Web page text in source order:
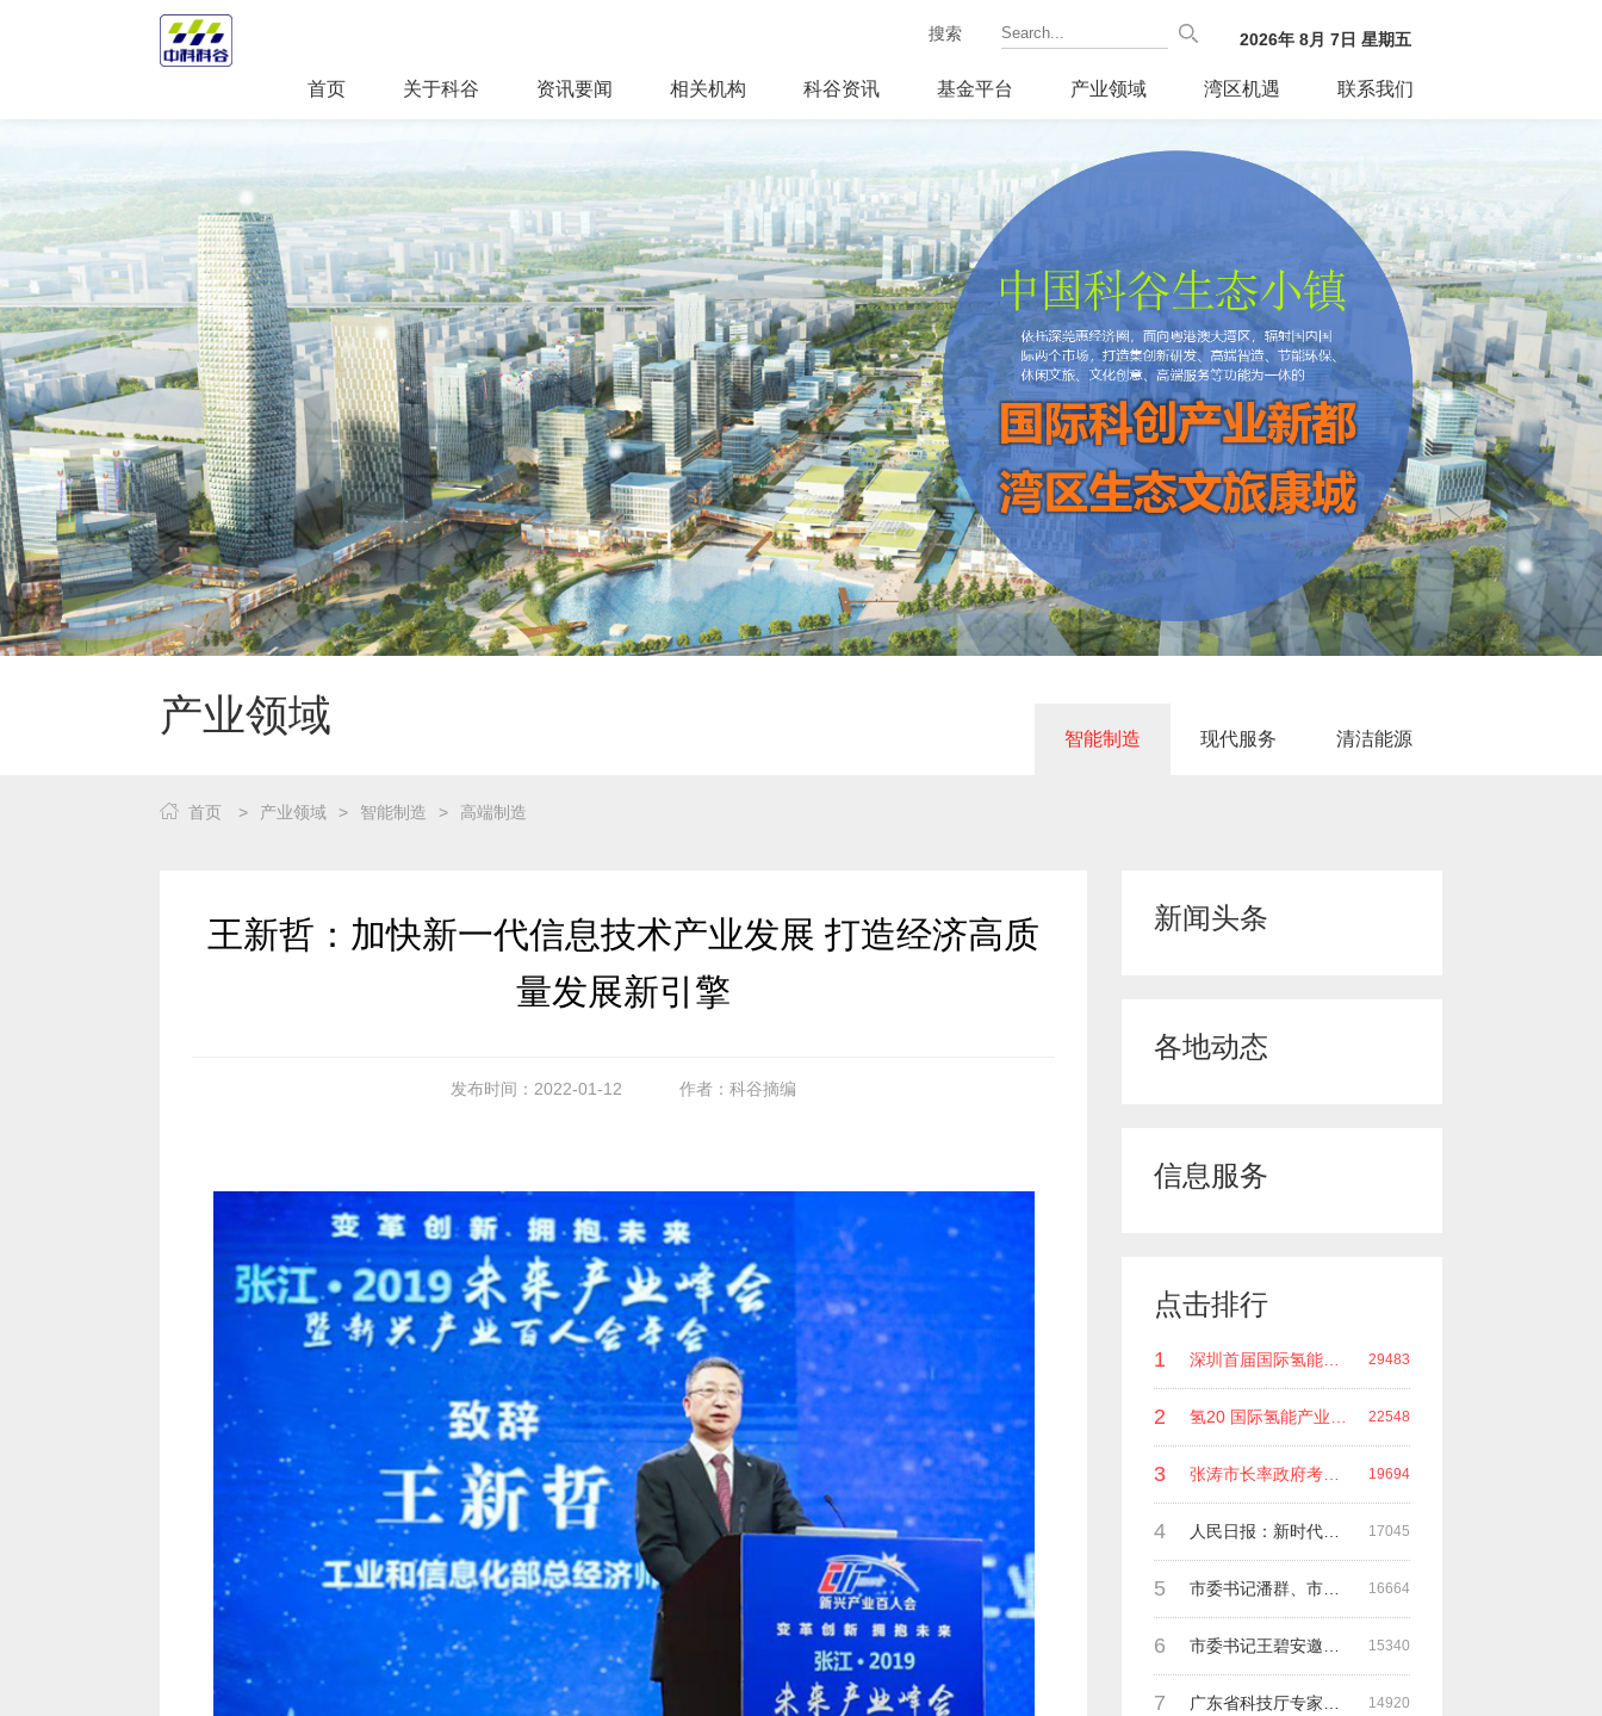
搜索 2026年 8月 7日 星期五
首页 关于科谷 资讯要闻 相关机构 科谷资讯 基金平台 产业领域 湾区机遇 联系我们
产业领域 智能制造 现代服务 清洁能源
首页 > 产业领域 > 智能制造 > 高端制造
量发展新引擎
发布时间：2022-01-12 作者：科谷摘编
新闻头条
各地动态
信息服务
点击排行
1 深圳首届国际氢能领袖峰会 深圳科谷研究院发起主办 在深能源集团成功召开 会上相关单位 研发机构 龙头企业等签约合作 29483
2 22548
3 张涛市长率政府考察团莅临深圳科谷集团指导工作 19694
4 人民日报：新时代中国能源在高质量发展道路上奋勇前进 17045
5 市委书记潘群、市政府副市长张荣海一行莅临考察指导工作 16664
6 15340
7 14920